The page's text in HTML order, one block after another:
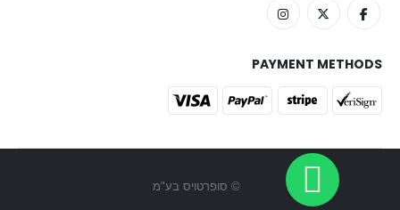
PAYMENT METHODS
© סופרטויס בע"מ